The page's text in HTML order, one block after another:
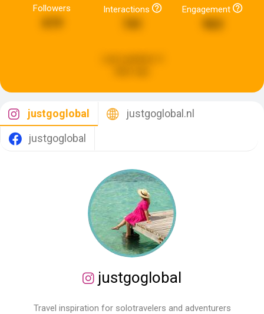
Followers Interactions Engagement
963
justgoglobal
justgoglobal.nl
justgoglobal
justgoglobal
Travel inspiration for solotravelers and adventurers